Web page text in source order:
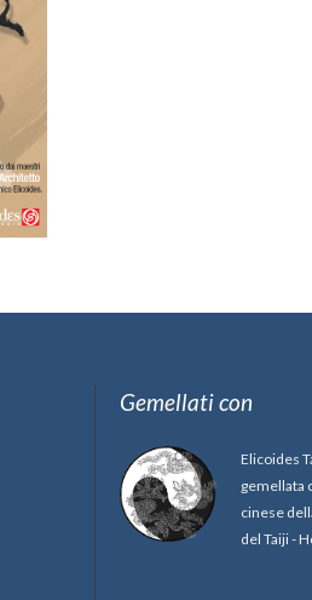
Gemellati con
Elicoides
gemellata
cinese
del Taiji -